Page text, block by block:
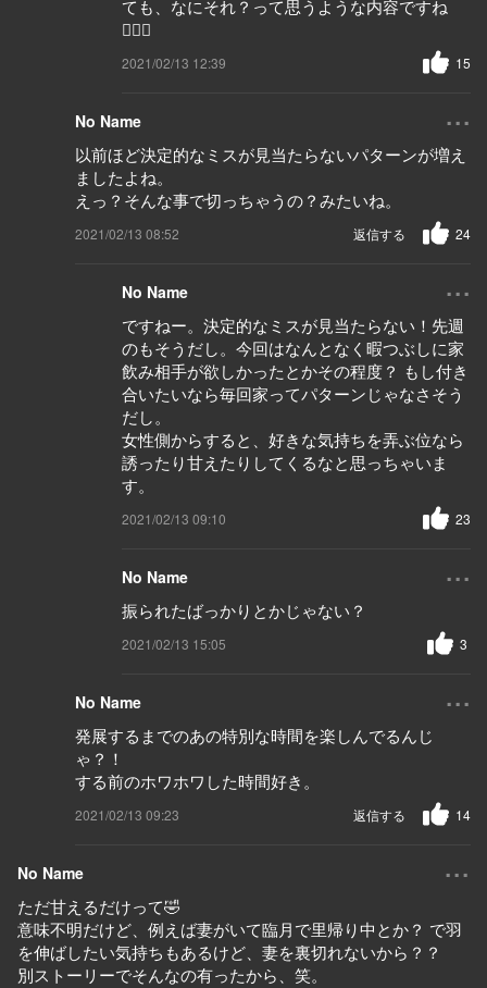
ても、なにそれ？って思うような内容ですね
🙆🏼‍♀️
2021/02/13 12:39 15
No Name ...
以前ほど決定的なミスが見当たらないパターンが増え
ましたよね。
えっ？そんな事で切っちゃうの？みたいね。
2021/02/13 08:52 24
返信する
No Name ...
ですねー。決定的なミスが見当たらない！先週
のもそうだし。今回はなんとなく暇つぶしに家
飲み相手が欲しかったとかその程度？ もし付き
合いたいなら毎回家ってパターンじゃなさそう
だし。
女性側からすると、好きな気持ちを弄ぶ位なら
誘ったり甘えたりしてくるなと思っちゃいま
す。
2021/02/13 09:10 23
No Name ...
振られたばっかりとかじゃない？
2021/02/13 15:05 3
No Name ...
発展するまでのあの特別な時間を楽しんでるんじ
ゃ？！
する前のホワホワした時間好き。
2021/02/13 09:23 14
返信する
No Name ...
ただ甘えるだけって🤣
意味不明だけど、例えば妻がいて臨月で里帰り中とか？ で羽
を伸ばしたい気持ちもあるけど、妻を裏切れないから？？
別ストーリーでそんなの有ったから、笑。